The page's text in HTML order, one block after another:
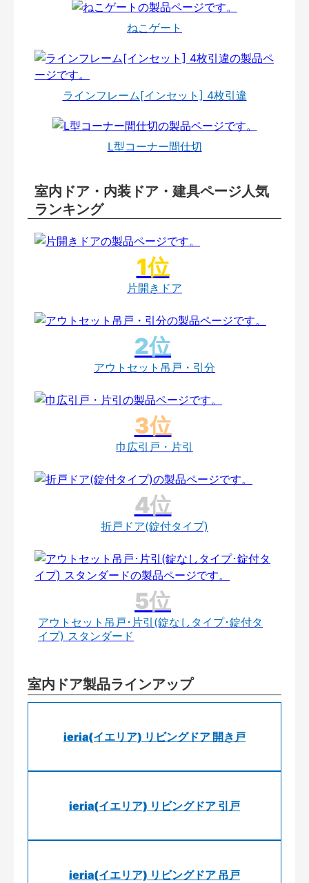
ねこゲート
ラインフレーム[インセット] 4枚引違
L型コーナー間仕切
室内ドア・内装ドア・建具ページ人気
ランキング
片開きドア
アウトセット吊戸・引分
巾広引戸・片引
折戸ドア(錠付タイプ)
アウトセット吊戸･片引(錠なしタイプ･錠付タ
イプ) スタンダード
室内ドア製品ラインアップ
ieria(イエリア) リビングドア 開き戸
ieria(イエリア) リビングドア 引戸
ieria(イエリア) リビングドア 吊戸